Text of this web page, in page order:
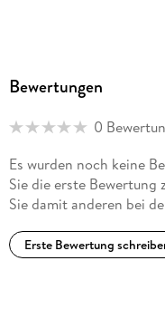
Bewertungen
0
Es wurden noch keine
Sie die erste Bewertung
Sie damit anderen bei
Erste Bewertung